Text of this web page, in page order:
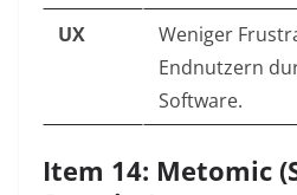
UX
Weniger
Endnutzern
Software.
Item 14: Metomic